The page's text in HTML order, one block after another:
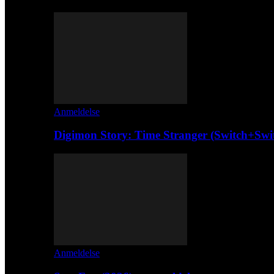
Anmeldelse
Digimon Story: Time Stranger
Anmeldelse